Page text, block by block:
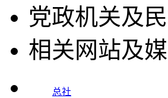
党政机关及
相关网站及
总社